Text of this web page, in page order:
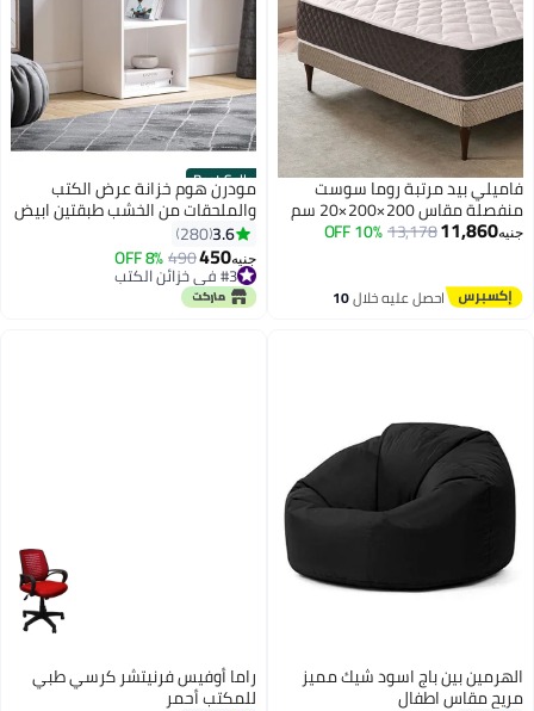
فاميلي بيد مرتبة روما سوست
منفصلة مقاس 200×200×20 سم
من فاميلي بد
جنيه11,860
13,178
10% OFF
احصل عليه خلال10
Best Seller
مودرن هوم خزانة عرض الكتب
والملحقات من الخشب طبقتين ابيض
3.6
280
جنيه450
490
8% OFF
#3 في خزائن الكتب
#3 في خزائن الكتب
الهرمين بين باج اسود شيك مميز
مريح مقاس اطفال
راما أوفيس فرنيتشر كرسي طبي
للمكتب أحمر